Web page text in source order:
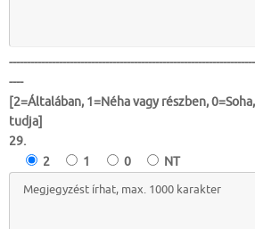
----
[2=Általában, 1=Néha vagy részben,
tudja]
29.
2
1 0 NT